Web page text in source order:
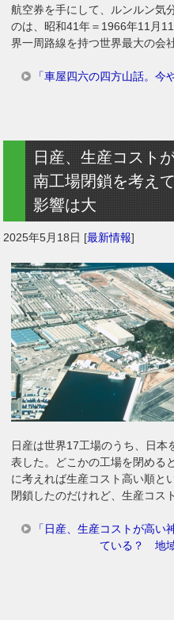
航空券を手にして、ルンルン気
のは、昭和41年＝1966年11月
界一周路線を持つ世界最大の会
「車屋四六の四方山話。
日産、生産コスト
南工場閉鎖を考え
影響は大
2025年5月18日 [最新情報]
日産は世界17工場のうち、日本
表した。どこかの工場を閉める
に考えれば生産コスト高い順と
閉鎖したのだけれど、生産コス
「日産、生産コストが高い
ている？ 地